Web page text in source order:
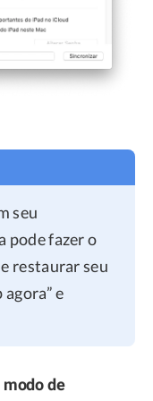
seu
pode fazer o
restaurar seu
e
de